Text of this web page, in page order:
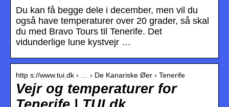
Du kan få begge dele i december, men vil du
også have temperaturer over 20 grader, så skal
du med Bravo Tours til Tenerife. Det
vidunderlige lune kystvejr …
http s://www.tui.dk › … › De Kanariske Øer › Tenerife
Vejr og temperaturer for